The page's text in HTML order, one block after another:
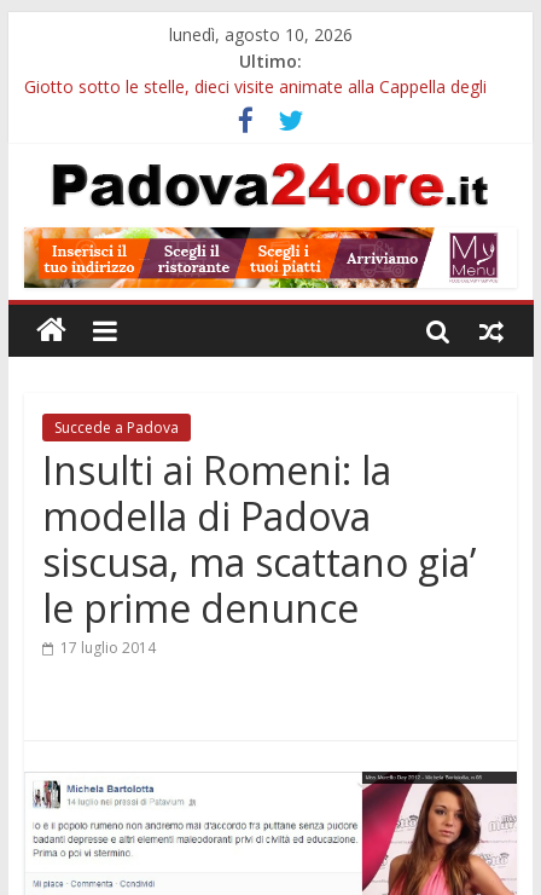
lunedì, agosto 10, 2026
Ultimo:
Giotto sotto le stelle, dieci visite animate alla Cappella degli
Notizie di Padova alle ore 23: borse Eni, musei gratuiti e
scadenze universitarie
Concorso Claudio Scimone, 14mila euro ai giovani musicisti:
Gemellaggi internazionali, 100mila euro ai Comuni veneti:
domande entro il 7 settembre
Alloggi ESU Padova 2026-2027: requisiti, scadenze e domanda
per ottenere un posto letto
Succede a Padova
Insulti ai Romeni: la
modella di Padova
siscusa, ma scattano gia’
le prime denunce
17 luglio 2014